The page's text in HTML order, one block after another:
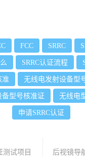
FCC SRRC
SRRC认证流程
准 无线电发射设备型
型号核准证 无线电
申请SRRC认证
测试项目
后视镜导